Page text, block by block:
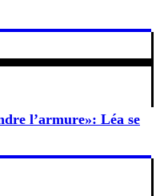
l’armure»: Léa se